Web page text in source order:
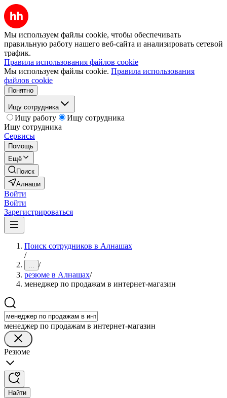
Мы используем файлы cookie, чтобы обеспечивать
правильную работу нашего веб-сайта и анализировать сетевой
трафик.
Правила использования файлов cookie
Мы используем файлы cookie. Правила использования
файлов cookie
Понятно
Ищу сотрудника
Ищу работу
Ищу сотрудника
Ищу сотрудника
Сервисы
Помощь
Ещё
Поиск
Алнаши
Войти
Войти
Зарегистрироваться
Поиск сотрудников в Алнашах
/
... /
резюме в Алнашах/
менеджер по продажам в интернет-магазин
менеджер по продажам в интернет-магазин
Резюме
Найти